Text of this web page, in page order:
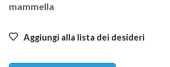
mammella
Aggiungi alla lista dei desideri